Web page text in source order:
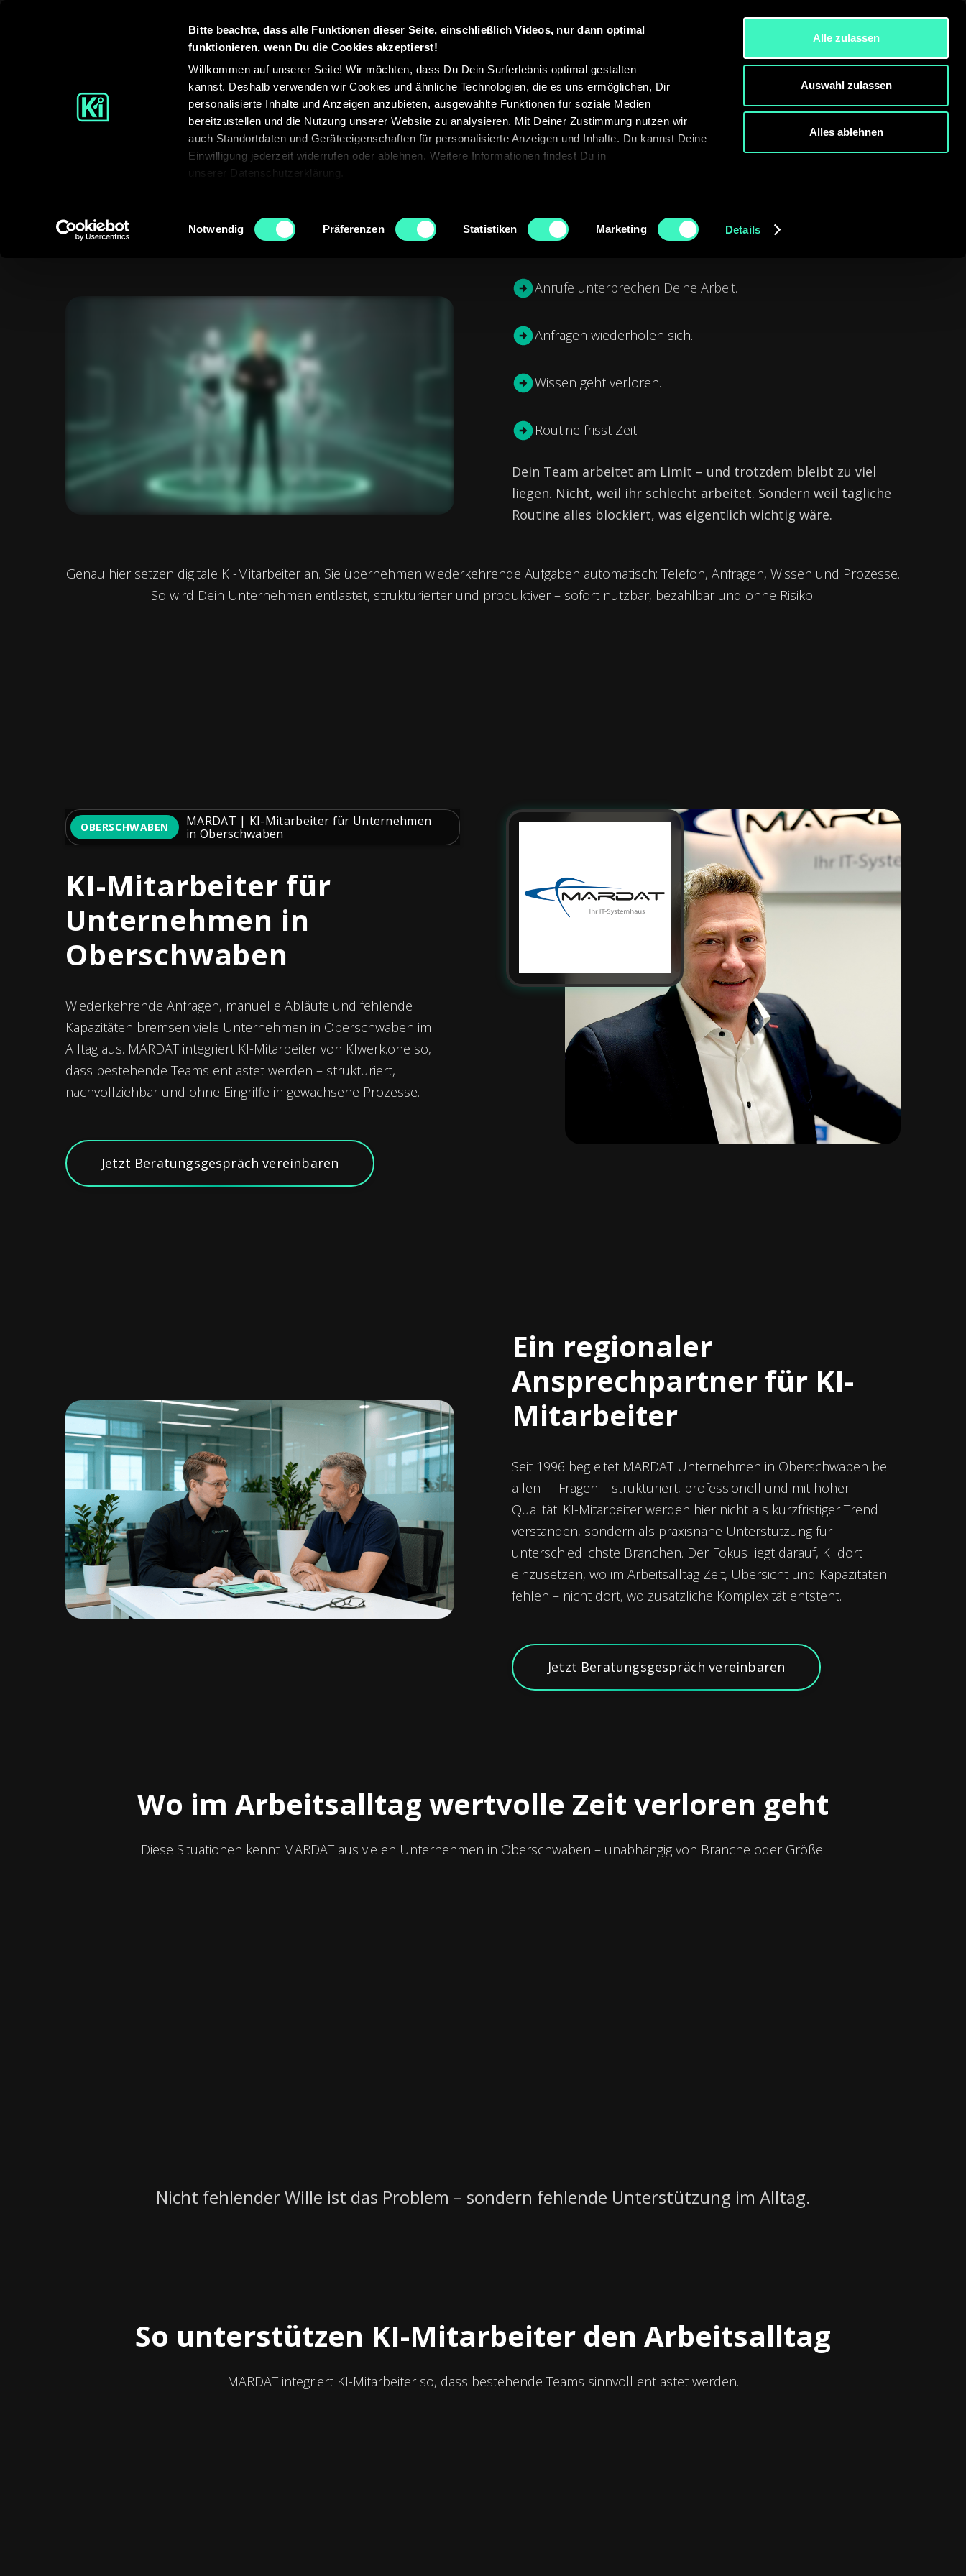
Bitte beachte, dass alle Funktionen dieser Seite, einschließlich Videos, nur dann optimal
funktionieren, wenn Du die Cookies akzeptierst!
Willkommen auf unserer Seite! Wir möchten, dass Du Dein Surferlebnis optimal gestalten
kannst. Deshalb verwenden wir Cookies und ähnliche Technologien, die es uns ermöglichen, Dir
personalisierte Inhalte und Anzeigen anzubieten, ausgewählte Funktionen für soziale Medien
bereitzustellen und die Nutzung unserer Website zu analysieren. Mit Deiner Zustimmung nutzen wir
auch Standortdaten und Geräteeigenschaften für personalisierte Anzeigen und Inhalte. Du kannst Deine
Einwilligung jederzeit widerrufen oder ablehnen. Weitere Informationen findest Du in
unserer Datenschutzerklärung.
Einwilligungsauswahl
Notwendig Präferenzen Statistiken Marketing Details
Alle zulassen
Auswahl zulassen
Alles ablehnen
KI-Lösungen Kontakt aufnehmen
Zu viele Aufgaben. Zu wenig Zeit. Und alles bleibt an Dir
hängen.
Anrufe unterbrechen Deine Arbeit.
Anfragen wiederholen sich.
Wissen geht verloren.
Routine frisst Zeit.
Dein Team arbeitet am Limit – und trotzdem bleibt zu viel
liegen. Nicht, weil ihr schlecht arbeitet. Sondern weil tägliche
Routine alles blockiert, was eigentlich wichtig wäre.
Genau hier setzen digitale KI-Mitarbeiter an. Sie übernehmen wiederkehrende Aufgaben automatisch: Telefon, Anfragen, Wissen und Prozesse.
So wird Dein Unternehmen entlastet, strukturierter und produktiver – sofort nutzbar, bezahlbar und ohne Risiko.
OBERSCHWABEN
MARDAT | KI-Mitarbeiter für Unternehmen
in Oberschwaben
KI-Mitarbeiter für
Unternehmen in
Oberschwaben
Wiederkehrende Anfragen, manuelle Abläufe und fehlende
Kapazitäten bremsen viele Unternehmen in Oberschwaben im
Alltag aus. MARDAT integriert KI-Mitarbeiter von KIwerk.one so,
dass bestehende Teams entlastet werden – strukturiert,
nachvollziehbar und ohne Eingriffe in gewachsene Prozesse.
Jetzt Beratungsgespräch vereinbaren
Ein regionaler
Ansprechpartner für KI-
Mitarbeiter
Seit 1996 begleitet MARDAT Unternehmen in Oberschwaben bei
allen IT-Fragen – strukturiert, professionell und mit hoher
Qualität. KI-Mitarbeiter werden hier nicht als kurzfristiger Trend
verstanden, sondern als praxisnahe Unterstützung für
unterschiedlichste Branchen. Der Fokus liegt darauf, KI dort
einzusetzen, wo im Arbeitsalltag Zeit, Übersicht und Kapazitäten
fehlen – nicht dort, wo zusätzliche Komplexität entsteht.
Jetzt Beratungsgespräch vereinbaren
Wo im Arbeitsalltag wertvolle Zeit verloren geht
Diese Situationen kennt MARDAT aus vielen Unternehmen in Oberschwaben – unabhängig von Branche oder Größe.
Nicht fehlender Wille ist das Problem – sondern fehlende Unterstützung im Alltag.
So unterstützen KI-Mitarbeiter den Arbeitsalltag
MARDAT integriert KI-Mitarbeiter so, dass bestehende Teams sinnvoll entlastet werden.